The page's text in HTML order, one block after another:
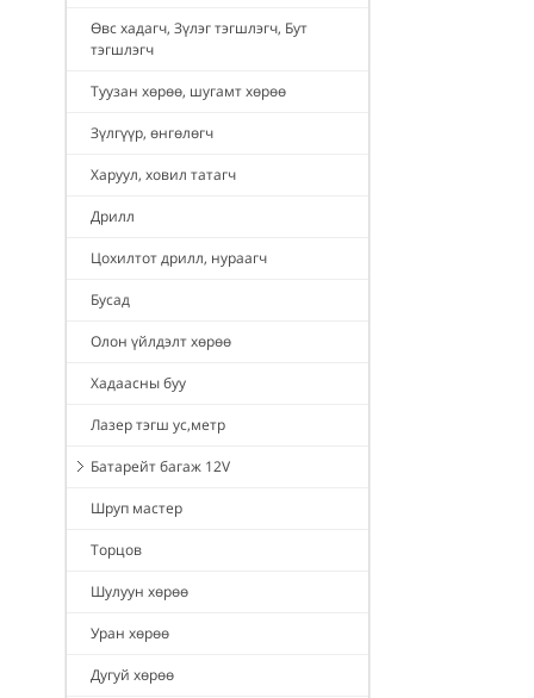
Өвс хадагч, Зүлэг тэгшлэгч, Бут
тэгшлэгч
Туузан хөрөө, шугамт хөрөө
Зүлгүүр, өнгөлөгч
Харуул, ховил татагч
Дрилл
Цохилтот дрилл, нураагч
Бусад
Олон үйлдэлт хөрөө
Хадаасны буу
Лазер тэгш ус,метр
Батарейт багаж 12V
Шруп мастер
Торцов
Шулуун хөрөө
Уран хөрөө
Дугуй хөрөө